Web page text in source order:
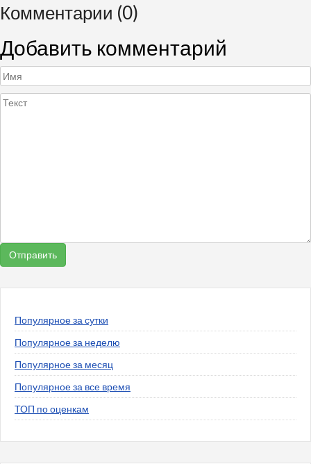
Комментарии (0)
Добавить комментарий
Популярное за сутки
Популярное за неделю
Популярное за месяц
Популярное за все время
ТОП по оценкам